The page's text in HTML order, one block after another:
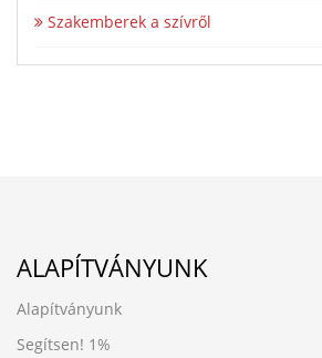
Szakemberek a szívről
ALAPÍTVÁNYUNK
Alapítványunk
Segítsen! 1%